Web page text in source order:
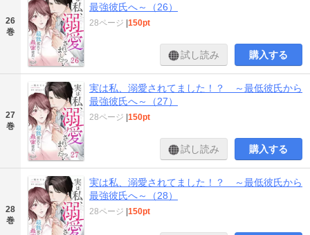
26
巻
最強彼氏へ～（26）
28ページ 150pt
試し読み 購入する
27
巻
実は私、溺愛されてました！？ ～最低彼氏から
最強彼氏へ～（27）
28ページ 150pt
試し読み 購入する
28
巻
実は私、溺愛されてました！？ ～最低彼氏から
最強彼氏へ～（28）
28ページ 150pt